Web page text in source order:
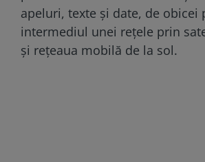
apeluri, texte şi date, de obicei
intermediul unei reţele prin
şi reţeaua mobilă de la sol.